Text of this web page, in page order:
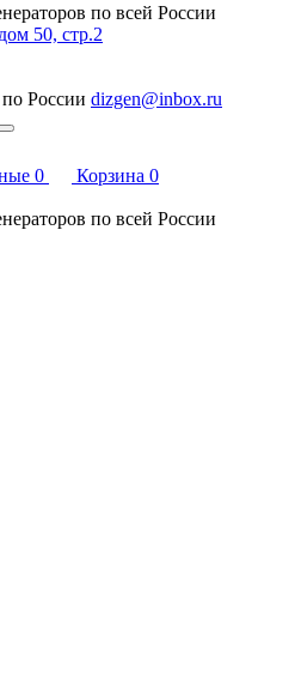
по всей России
50, стр.2
России dizgen@inbox.ru
0 Корзина 0
по всей России